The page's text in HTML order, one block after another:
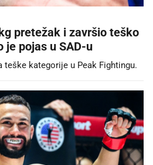
pretežak i završio teško
je pojas u SAD-u
teške kategorije u Peak Fightingu.